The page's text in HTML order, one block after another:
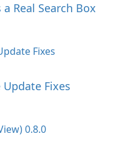
Real Search Box
Fixes